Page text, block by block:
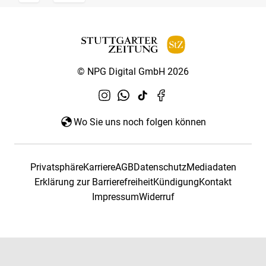
© NPG Digital GmbH 2026
Wo Sie uns noch folgen können
PrivatsphäreKarriereAGBDatenschutzMediadaten
Erklärung zur BarrierefreiheitKündigungKontakt
ImpressumWiderruf